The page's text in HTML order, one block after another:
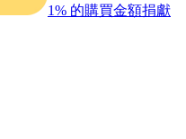
1% 的購買金額捐獻